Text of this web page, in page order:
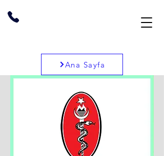
Ana Sayfa